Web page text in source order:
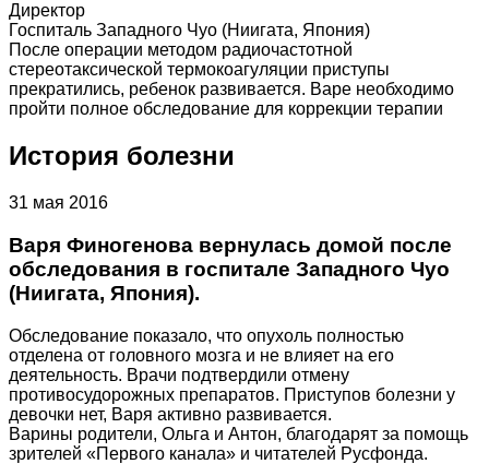
Директор
Госпиталь Западного Чуо (Ниигата, Япония)
После операции методом радиочастотной
стереотаксической термокоагуляции приступы
прекратились, ребенок развивается. Варе необходимо
пройти полное обследование для коррекции терапии
История болезни
31 мая 2016
Варя Финогенова вернулась домой после
обследования в госпитале Западного Чуо
(Ниигата, Япония).
Обследование показало, что опухоль полностью
отделена от головного мозга и не влияет на его
деятельность. Врачи подтвердили отмену
противосудорожных препаратов. Приступов болезни у
девочки нет, Варя активно развивается.
Варины родители, Ольга и Антон, благодарят за помощь
зрителей «Первого канала» и читателей Русфонда.